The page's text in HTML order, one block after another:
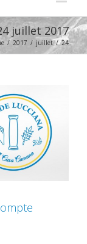
juillet 2017
/ 2017 / juillet / 24